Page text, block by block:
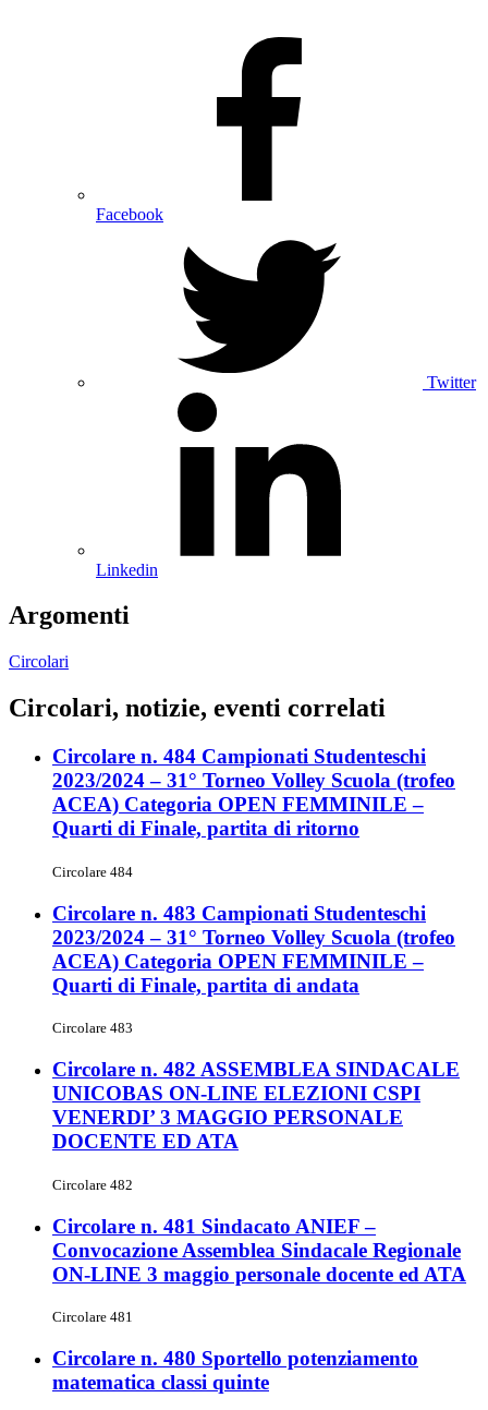
Facebook
Twitter
Linkedin
Argomenti
Circolari
Circolari, notizie, eventi correlati
Circolare n. 484 Campionati Studenteschi
2023/2024 – 31° Torneo Volley Scuola (trofeo
ACEA) Categoria OPEN FEMMINILE –
Quarti di Finale, partita di ritorno
Circolare 484
Circolare n. 483 Campionati Studenteschi
2023/2024 – 31° Torneo Volley Scuola (trofeo
ACEA) Categoria OPEN FEMMINILE –
Quarti di Finale, partita di andata
Circolare 483
Circolare n. 482 ASSEMBLEA SINDACALE
UNICOBAS ON-LINE ELEZIONI CSPI
VENERDI’ 3 MAGGIO PERSONALE
DOCENTE ED ATA
Circolare 482
Circolare n. 481 Sindacato ANIEF –
Convocazione Assemblea Sindacale Regionale
ON-LINE 3 maggio personale docente ed ATA
Circolare 481
Circolare n. 480 Sportello potenziamento
matematica classi quinte